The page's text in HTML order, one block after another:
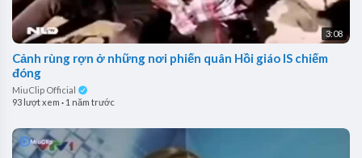
3:08
Cảnh rùng rợn ở những nơi phiến quân Hồi giáo IS chiếm
đóng
MiuClip Official
93 lượt xem · 1 năm trước